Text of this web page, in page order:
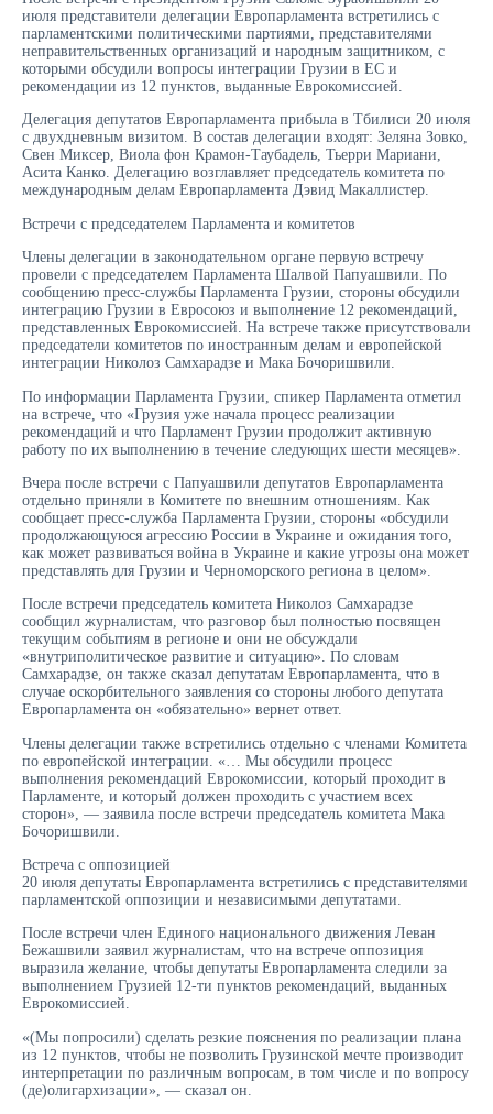
июля представители делегации Европарламента встретились с
парламентскими политическими партиями, представителями
неправительственных организаций и народным защитником, с
которыми обсудили вопросы интеграции Грузии в ЕС и
рекомендации из 12 пунктов, выданные Еврокомиссией.
Делегация депутатов Европарламента прибыла в Тбилиси 20 июля
с двухдневным визитом. В состав делегации входят: Зеляна Зовко,
Свен Миксер, Виола фон Крамон-Таубадель, Тьерри Мариани,
Асита Канко. Делегацию возглавляет председатель комитета по
международным делам Европарламента Дэвид Макаллистер.
Встречи с председателем Парламента и комитетов
Члены делегации в законодательном органе первую встречу
провели с председателем Парламента Шалвой Папуашвили. По
сообщению пресс-службы Парламента Грузии, стороны обсудили
интеграцию Грузии в Евросоюз и выполнение 12 рекомендаций,
представленных Еврокомиссией. На встрече также присутствовали
председатели комитетов по иностранным делам и европейской
интеграции Николоз Самхарадзе и Мака Бочоришвили.
По информации Парламента Грузии, спикер Парламента отметил
на встрече, что «Грузия уже начала процесс реализации
рекомендаций и что Парламент Грузии продолжит активную
работу по их выполнению в течение следующих шести месяцев».
Вчера после встречи с Папуашвили депутатов Европарламента
отдельно приняли в Комитете по внешним отношениям. Как
сообщает пресс-служба Парламента Грузии, стороны «обсудили
продолжающуюся агрессию России в Украине и ожидания того,
как может развиваться война в Украине и какие угрозы она может
представлять для Грузии и Черноморского региона в целом».
После встречи председатель комитета Николоз Самхарадзе
сообщил журналистам, что разговор был полностью посвящен
текущим событиям в регионе и они не обсуждали
«внутриполитическое развитие и ситуацию». По словам
Самхарадзе, он также сказал депутатам Европарламента, что в
случае оскорбительного заявления со стороны любого депутата
Европарламента он «обязательно» вернет ответ.
Члены делегации также встретились отдельно с членами Комитета
по европейской интеграции. «… Мы обсудили процесс
выполнения рекомендаций Еврокомиссии, который проходит в
Парламенте, и который должен проходить с участием всех
сторон», — заявила после встречи председатель комитета Мака
Бочоришвили.
Встреча с оппозицией
20 июля депутаты Европарламента встретились с представителями
парламентской оппозиции и независимыми депутатами.
После встречи член Единого национального движения Леван
Бежашвили заявил журналистам, что на встрече оппозиция
выразила желание, чтобы депутаты Европарламента следили за
выполнением Грузией 12-ти пунктов рекомендаций, выданных
Еврокомиссией.
«(Мы попросили) сделать резкие пояснения по реализации плана
из 12 пунктов, чтобы не позволить Грузинской мечте производит
интерпретации по различным вопросам, в том числе и по вопросу
(де)олигархизации», — сказал он.